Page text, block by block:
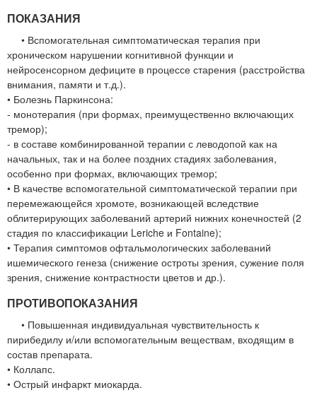
ПОКАЗАНИЯ
• Вспомогательная симптоматическая терапия при
хроническом нарушении когнитивной функции и
нейросенсорном дефиците в процессе старения (расстройства
внимания, памяти и т.д.).
• Болезнь Паркинсона:
- монотерапия (при формах, преимущественно включающих
тремор);
- в составе комбинированной терапии с леводопой как на
начальных, так и на более поздних стадиях заболевания,
особенно при формах, включающих тремор;
• В качестве вспомогательной симптоматической терапии при
перемежающейся хромоте, возникающей вследствие
облитерирующих заболеваний артерий нижних конечностей (2
стадия по классификации Leriche и Fontaine);
• Терапия симптомов офтальмологических заболеваний
ишемического генеза (снижение остроты зрения, сужение поля
зрения, снижение контрастности цветов и др.).
ПРОТИВОПОКАЗАНИЯ
• Повышенная индивидуальная чувствительность к
пирибедилу и/или вспомогательным веществам, входящим в
состав препарата.
• Коллапс.
• Острый инфаркт миокарда.